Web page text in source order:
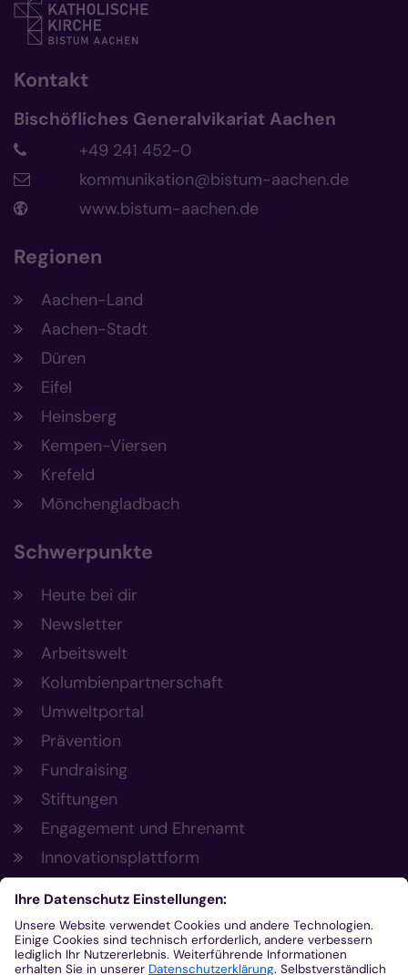
Kontakt
Bischöfliches Generalvikariat Aachen
+49 241 452-0
kommunikation@bistum-aachen.de
www.bistum-aachen.de
Regionen
Aachen-Land
Aachen-Stadt
Düren
Eifel
Heinsberg
Kempen-Viersen
Krefeld
Mönchengladbach
Schwerpunkte
Heute bei dir
Newsletter
Arbeitswelt
Kolumbienpartnerschaft
Umweltportal
Prävention
Fundraising
Stiftungen
Engagement und Ehrenamt
Innovationsplattform
Aus der Plattform
Nachrichten